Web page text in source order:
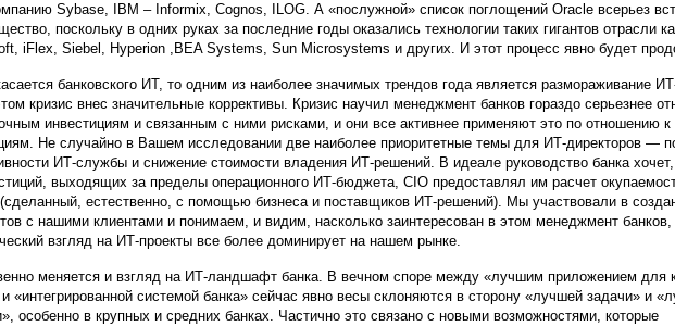
Sybase, IBM – Informix, Cognos, ILOG. А «послужной» список поглощений Oracle всерьез
поскольку в одних руках за последние годы оказались технологии таких гигантов отрасли
iFlex, Siebel, Hyperion ,BEA Systems, Sun Microsystems и других. И этот процесс явно будет
банковского ИТ, то одним из наиболее значимых трендов года является размораживание
кризис внес значительные коррективы. Кризис научил менеджмент банков гораздо серьезнее
инвестициям и связанным с ними рисками, и они все активнее применяют это по отношению
Не случайно в Вашем исследовании две наиболее приоритетные темы для ИТ-директоров —
ИТ-службы и снижение стоимости владения ИТ-решений. В идеале руководство банка
выходящих за пределы операционного ИТ-бюджета, CIO предоставлял им расчет
(сделанный, естественно, с помощью бизнеса и поставщиков ИТ-решений). Мы участвовали в
с нашими клиентами и понимаем, и видим, насколько заинтересован в этом менеджмент банков,
взгляд на ИТ-проекты все более доминирует на нашем рынке.
меняется и взгляд на ИТ-ландшафт банка. В вечном споре между «лучшим приложением для
«интегрированной системой банка» сейчас явно весы склоняются в сторону «лучшей задачи» и
особенно в крупных и средних банках. Частично это связано с новыми возможностями, которые